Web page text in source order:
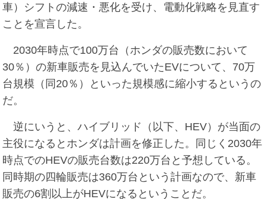
車）シフトの減速・悪化を受け、電動化戦略を見直す
ことを宣言した。
2030年時点で100万台（ホンダの販売数において
30％）の新車販売を見込んでいたEVについて、70万
台規模（同20％）といった規模感に縮小するというの
だ。
逆にいうと、ハイブリッド（以下、HEV）が当面の
主役になるとホンダは計画を修正した。同じく2030年
時点でのHEVの販売台数は220万台と予想している。
同時期の四輪販売は360万台という計画なので、新車
販売の6割以上がHEVになるということだ。